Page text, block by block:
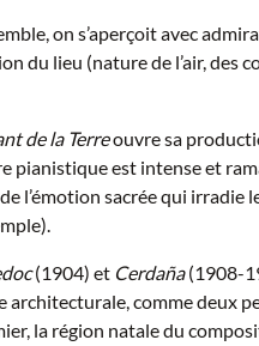
on s’aperçoit avec
du lieu (nature de l’air, des
de la Terreouvre sa
pianistique est intense et
l’émotion sacrée qui irradie
(1904) et Cerdaña(1908-
comme deux
la région natale du